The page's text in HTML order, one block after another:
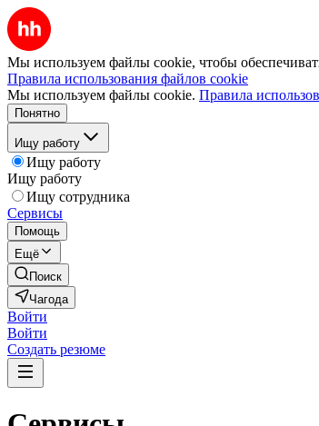
Мы используем файлы cookie, чтобы
Правила использования файлов cookie
Мы используем файлы cookie. Правила
Понятно
Ищу работу
Ищу работу
Ищу работу
Ищу сотрудника
Сервисы
Помощь
Ещё
Поиск
Чагода
Войти
Войти
Создать резюме